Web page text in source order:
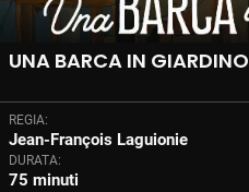
UNA BARCA IN GIARDINO
REGIA:
Jean-François Laguionie
DURATA:
75 minuti